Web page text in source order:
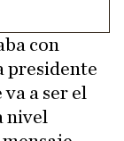
con
presidente
a ser el
nivel